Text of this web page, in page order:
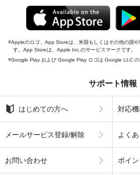
Appleのロゴ、App Storeは、米国もしくはその他の国
す。App Storeは、Apple Inc.のサービスマークです。
Google Play および Google Play ロゴは Google LLC の
サポート情報
はじめての方へ 対応
メールサービス登録/解除 よく
お問い合わせ ポイ